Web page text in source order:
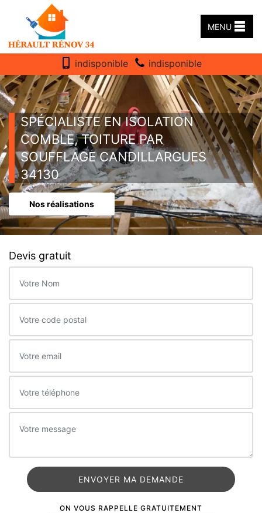
MENU
indisponible indisponible
SPÉCIALISTE EN ISOLATION
COMBLE, TOITURE PAR
SOUFFLAGE CANDILLARGUES
34130
Nos réalisations
Devis gratuit
ON VOUS RAPPELLE GRATUITEMENT